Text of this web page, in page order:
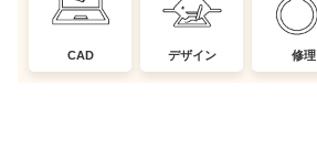
CAD デザイン 修理